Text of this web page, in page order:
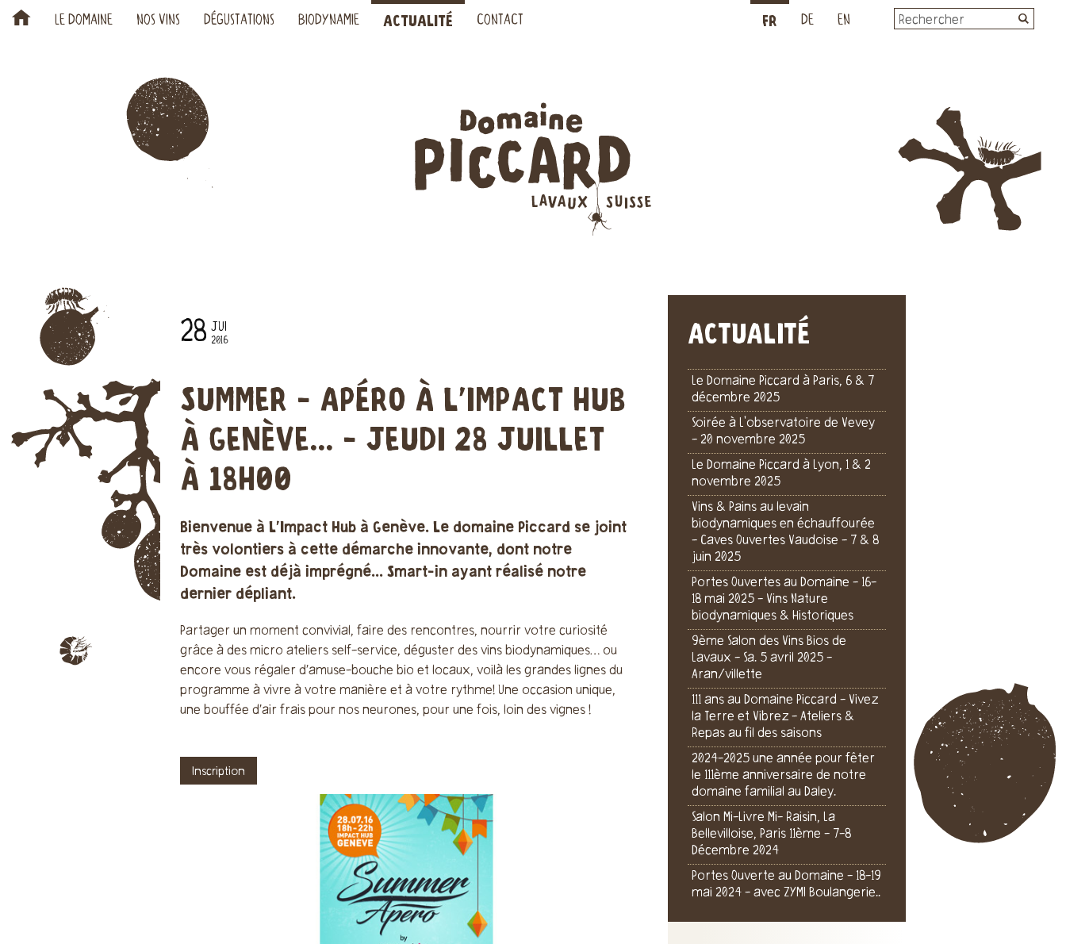
L
H LE DOMAINE NOS VINS DÉGUSTATIONS BIODYNAMIE ACTUALITÉ CONTACT FR DE EN
28 JUI
2016
SUMMER - APÉRO À L'IMPACT HUB
À GENÈVE... - JEUDI 28 JUILLET
À 18H00
Bienvenue à L'Impact Hub à Genève. Le domaine Piccard se joint
très volontiers à cette démarche innovante, dont notre
Domaine est déjà imprégné... Smart-in ayant réalisé notre
dernier dépliant.
Partager un moment convivial, faire des rencontres, nourrir votre curiosité
grâce à des micro ateliers self-service, déguster des vins biodynamiques… ou
encore vous régaler d’amuse-bouche bio et locaux, voilà les grandes lignes du
programme à vivre à votre manière et à votre rythme! Une occasion unique,
une bouffée d’air frais pour nos neurones, pour une fois, loin des vignes !
Inscription
ACTUALITÉ
Le Domaine Piccard à Paris, 6 & 7
décembre 2025
Soirée à L'observatoire de Vevey
- 20 novembre 2025
Le Domaine Piccard à Lyon, 1 & 2
novembre 2025
Vins & Pains au levain
biodynamiques en échauffourée
- Caves Ouvertes Vaudoise - 7 & 8
juin 2025
Portes Ouvertes au Domaine - 16-
18 mai 2025 - Vins Nature
biodynamiques & Historiques
9ème Salon des Vins Bios de
Lavaux - Sa. 5 avril 2025 -
Aran/villette
111 ans au Domaine Piccard - Vivez
la Terre et Vibrez - Ateliers &
Repas au fil des saisons
2024-2025 une année pour fêter
le 111ème anniversaire de notre
domaine familial au Daley.
Salon Mi-Livre Mi- Raisin, La
Bellevilloise, Paris 11ème - 7-8
Décembre 2024
Portes Ouverte au Domaine - 18-19
mai 2024 - avec ZYMI Boulangerie..